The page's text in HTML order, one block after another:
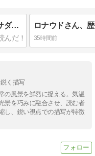
大谷翔平、重機メーカーのアンバサダーに就任
35時間前
く描写
の風景を鮮烈に捉える。気温
景を巧みに融合させ、読む者
し、鋭い視点での描写が特徴